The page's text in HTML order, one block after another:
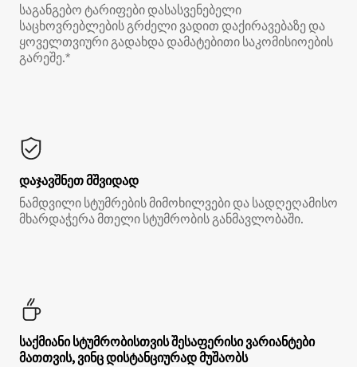
საგანგებო ტარიფები დასასვენებელი
საცხოვრებლების გრძელი ვადით დაქირავებაზე და
ყოველთვიური გადახდა დამატებითი საკომისიოების
გარეშე.*
დაჯავშნეთ მშვიდად
ნამდვილი სტუმრების მიმოხილვები და სადღეღამისო
მხარდაჭერა მთელი სტუმრობის განმავლობაში.
საქმიანი სტუმრობისთვის შესაფერისი ვარიანტები
მათთვის, ვინც დისტანციურად მუშაობს